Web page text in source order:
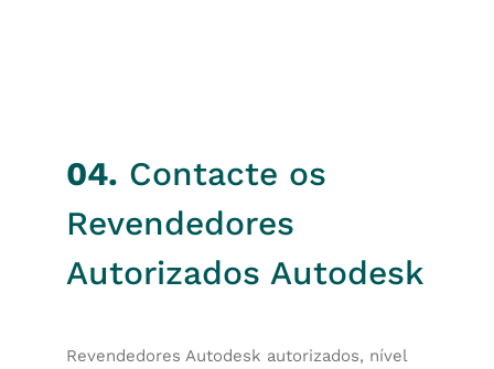
04. Contacte os
Revendedores
Autorizados Autodesk
Revendedores Autodesk autorizados, nível